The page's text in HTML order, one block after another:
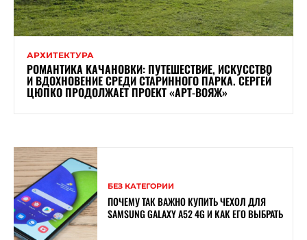
АРХИТЕКТУРА
РОМАНТИКА КАЧАНОВКИ: ПУТЕШЕСТВИЕ, ИСКУССТВО
И ВДОХНОВЕНИЕ СРЕДИ СТАРИННОГО ПАРКА. СЕРГЕЙ
ЦЮПКО ПРОДОЛЖАЕТ ПРОЕКТ «АРТ-ВОЯЖ»
БЕЗ КАТЕГОРИИ
ПОЧЕМУ ТАК ВАЖНО КУПИТЬ ЧЕХОЛ ДЛЯ
SAMSUNG GALAXY A52 4G И КАК ЕГО ВЫБРАТЬ